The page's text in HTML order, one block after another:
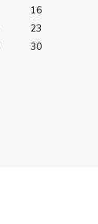
16
23
30